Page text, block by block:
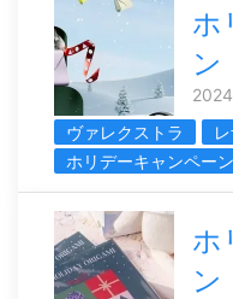
ホ
ン
ヴァレクストラ
ホリデーキャンペーン
ホ
ン